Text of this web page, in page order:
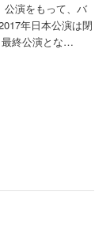
演をもって、バ
年日本公演は閉
終公演とな…